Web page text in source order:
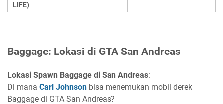
LIFE)
Baggage: Lokasi di GTA San Andreas
Lokasi Spawn Baggage di San Andreas:
Di mana Carl Johnson bisa menemukan mobil derek
Baggage di GTA San Andreas?